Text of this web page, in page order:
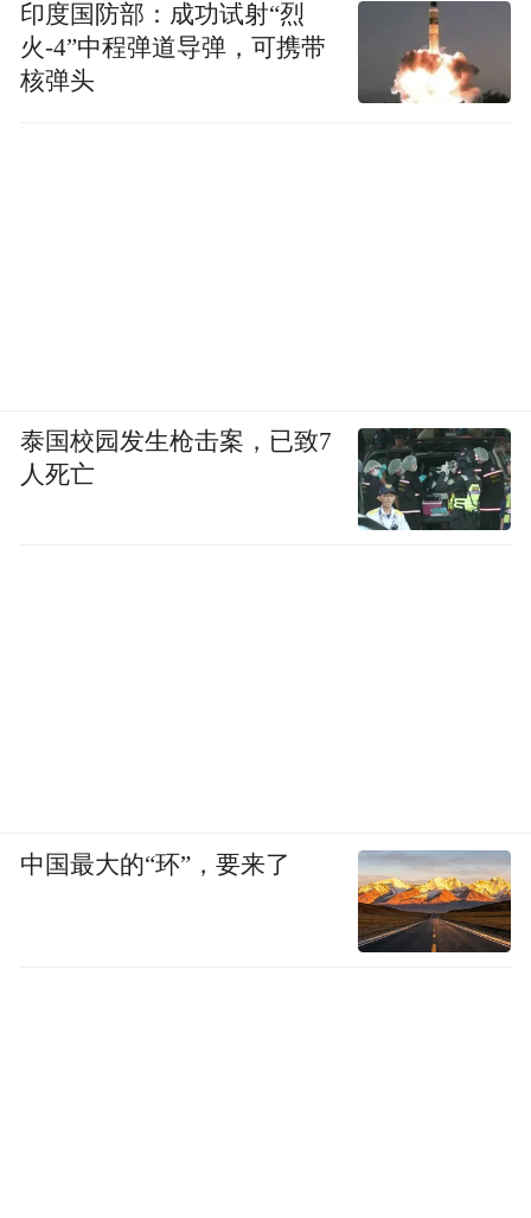
印度国防部：成功试射“烈
火-4”中程弹道导弹，可携带
核弹头
泰国校园发生枪击案，已致7
人死亡
中国最大的“环”，要来了